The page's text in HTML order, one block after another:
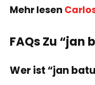
Mehr lesen
FAQs Zu “jan
Wer ist “jan